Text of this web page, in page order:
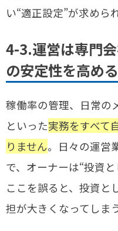
い“適正設定”が求めら
4-3.運営は専門
の安定性を高める
稼働率の管理、日常の
といった実務をすべて
りません。日々の運営
で、オーナーは“投資と
ここを誤ると、投資と
担が大きくなってしま